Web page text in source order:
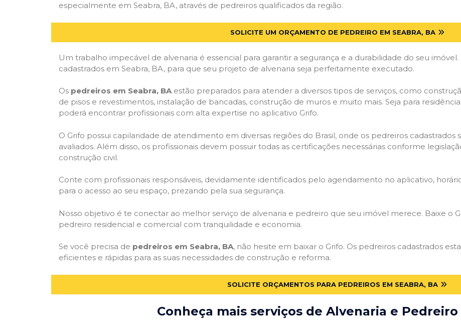
especialmente em Seabra, BA, através de pedreiros qualificados da região.
SOLICITE UM ORÇAMENTO DE PEDREIRO EM SEABRA, BA
Um trabalho impecável de alvenaria é essencial para garantir a segurança e a durabilidade do seu
cadastrados em Seabra, BA, para que seu projeto de alvenaria seja perfeitamente executado.
Os pedreiros em Seabra, BAestão preparados para atender a diversos tipos de serviços, como
de pisos e revestimentos, instalação de bancadas, construção de muros e muito mais. Seja para
poderá encontrar profissionais com alta expertise no aplicativo Grifo.
O Grifo possui capilaridade de atendimento em diversas regiões do Brasil, onde os pedreiros
avaliados. Além disso, os profissionais devem possuir todas as certificações necessárias conforme
construção civil.
Conte com profissionais responsáveis, devidamente identificados pelo agendamento no aplicativo,
para o acesso ao seu espaço, prezando pela sua segurança.
Nosso objetivo é te conectar ao melhor serviço de alvenaria e pedreiro que seu imóvel merece. Baixe o
pedreiro residencial e comercial com tranquilidade e economia.
Se você precisa de pedreiros em Seabra, BA, não hesite em baixar o Grifo. Os pedreiros cadastrados
eficientes e rápidas para as suas necessidades de construção e reforma.
SOLICITE ORÇAMENTOS PARA PEDREIROS EM SEABRA, BA
Conheça mais serviços de Alvenaria e